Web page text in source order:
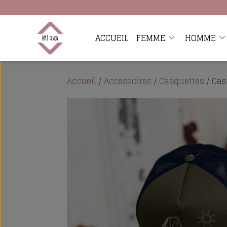
ACCUEIL FEMME HOMME
Accueil /Accessoires / Casquettes /